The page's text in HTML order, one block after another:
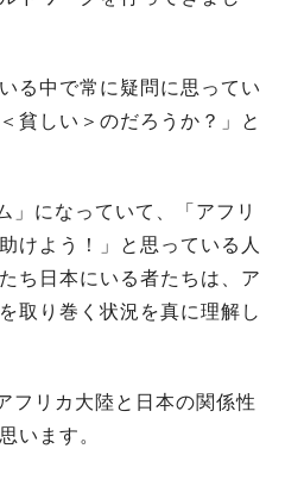
る中で常に疑問に思ってい
貧しい＞のだろうか？」と
」になっていて、「アフリ
けよう！」と思っている人
ち日本にいる者たちは、ア
取り巻く状況を真に理解し
フリカ大陸と日本の関係性
います。